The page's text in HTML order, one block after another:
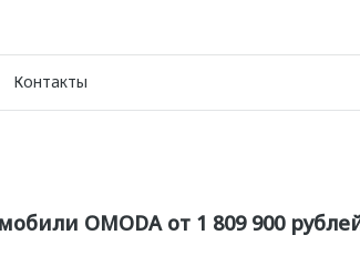
Контакты
OMODA от 1 809 900